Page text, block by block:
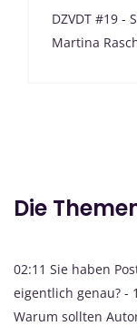
DZVDT #19 -
Martina
Die
02:11 Sie haben
eigentlich genau? -
Warum sollten